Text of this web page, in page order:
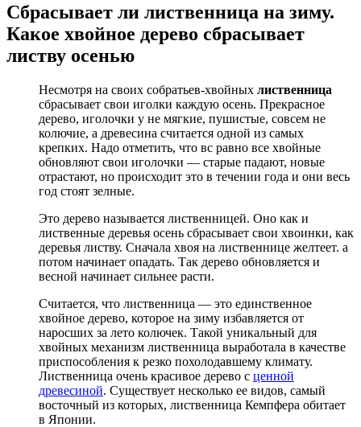
Сбрасывает ли лиственница на зиму.
Какое хвойное дерево сбрасывает
листву осенью
Несмотря на своих собратьев-хвойных лиственница
сбрасывает свои иголки каждую осень. Прекрасное
дерево, иголочки у не мягкие, пушистые, совсем не
колючие, а древесина считается одной из самых
крепких. Надо отметить, что вс равно все хвойные
обновляют свои иголочки — старые падают, новые
отрастают, но происходит это в течении года и они весь
год стоят зелные.
Это дерево называется лиственницей. Оно как и
лиственные деревья осень сбрасывает свои хвоинки, как
деревья листву. Сначала хвоя на лиственнице желтеет. а
потом начинает опадать. Так дерево обновляется и
весной начинает сильнее расти.
Считается, что лиственница — это единственное
хвойное дерево, которое на зиму избавляется от
наросших за лето колючек. Такой уникальный для
хвойных механизм лиственница выработала в качестве
приспособления к резко похолодавшему климату.
Лиственница очень красивое дерево с ценной
древесиной. Существует несколько ее видов, самый
восточный из которых, лиственница Кемпфера обитает
в Японии.